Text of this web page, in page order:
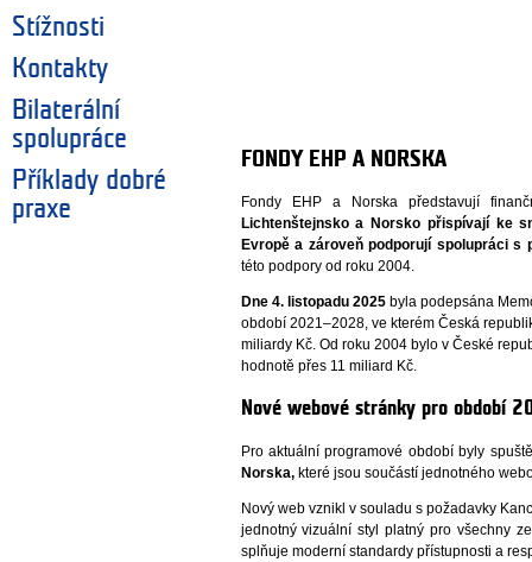
Stížnosti
Kontakty
Bilaterální
spolupráce
Příklady dobré
praxe
FONDY EHP A NORSKA
Fondy EHP a Norska představují
Lichtenštejnsko a Norsko přispívají ke
Evropě a zároveň podporují spolupráci s
této podpory od roku 2004.
Dne 4. listopadu 2025 byla podepsána
období 2021–2028, ve kterém Česká
miliardy Kč. Od roku 2004 bylo v České
hodnotě přes 11 miliard Kč.
Nové webové stránky pro období
Pro aktuální programové období byly
Norska,které jsou součástí jednotného
Nový web vznikl v souladu s požadavky
jednotný vizuální styl platný pro všechny
splňuje moderní standardy přístupnosti a